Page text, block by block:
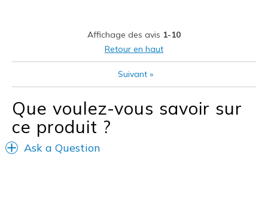
Affichage des avis 1-10
Retour en haut
Suivant »
Que voulez-vous savoir sur
ce produit ?
Ask a Question